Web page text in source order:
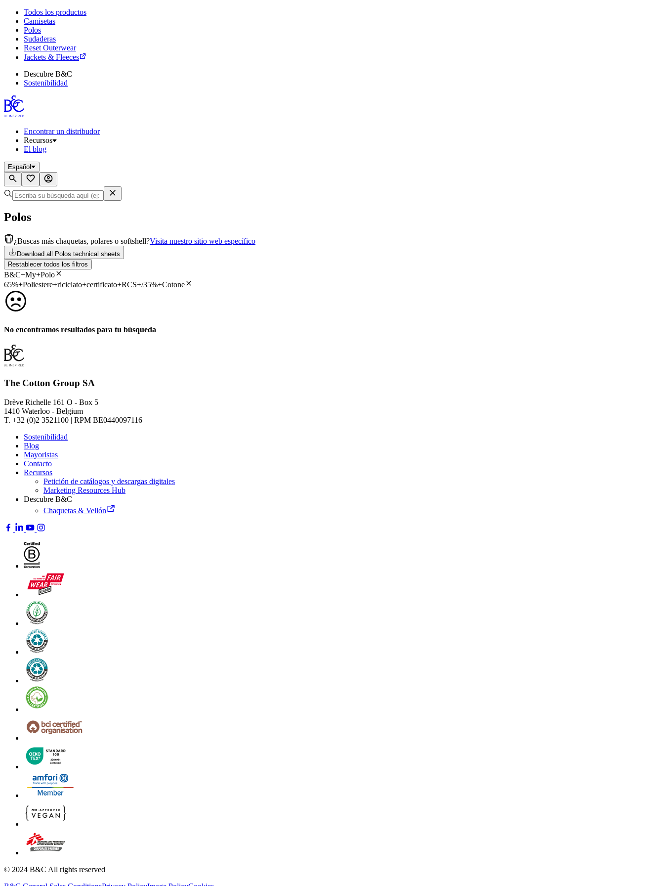
Todos los productos
Camisetas
Polos
Sudaderas
Reset Outerwear
Jackets & Fleeces
Descubre B&C
Sostenibilidad
Encontrar un distribudor
Recursos
El blog
Español
Polos
¿Buscas más chaquetas, polares o softshell?Visita nuestro sitio web específico
Download all Polos technical sheets
Restablecer todos los filtros
B&C+My+Polo
65%+Poliestere+riciclato+certificato+RCS+/35%+Cotone
No encontramos resultados para tu búsqueda
The Cotton Group SA
Drève Richelle 161 O - Box 5
1410 Waterloo - Belgium
T. +32 (0)2 3521100 | RPM BE0440097116
Sostenibilidad
Blog
Mayoristas
Contacto
Recursos
Petición de catálogos y descargas digitales
Marketing Resources Hub
Descubre B&C
Chaquetas & Vellón
© 2024 B&C All rights reserved